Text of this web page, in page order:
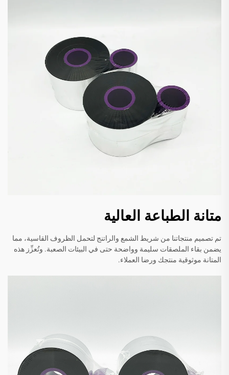
متانة الطباعة العالية
تم تصميم منتجاتنا من شريط الشمع والراتنج لتحمل الظروف القاسية، مما
يضمن بقاء الملصقات سليمة وواضحة حتى في البيئات الصعبة. وتُعزِّز هذه
المتانة موثوقية منتجك ورضا العملاء.